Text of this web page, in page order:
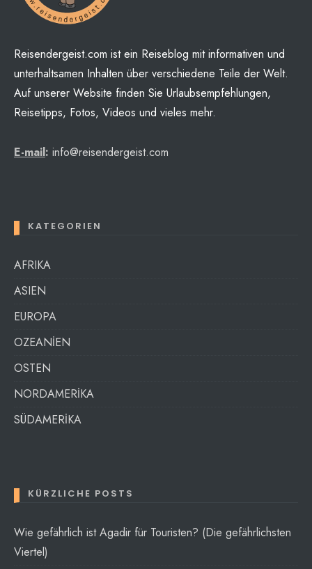
Reisendergeist.com ist ein Reiseblog mit informativen und
unterhaltsamen Inhalten über verschiedene Teile der Welt.
Auf unserer Website finden Sie Urlaubsempfehlungen,
Reisetipps, Fotos, Videos und vieles mehr.
E-mail: info@reisendergeist.com
KATEGORIEN
AFRIKA
ASIEN
EUROPA
OZEANİEN
OSTEN
NORDAMERİKA
SÜDAMERİKA
KÜRZLICHE POSTS
Wie gefährlich ist Agadir für Touristen? (Die gefährlichsten
Viertel)